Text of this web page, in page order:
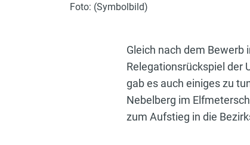
Foto: (Symbolbild)
Gleich nach dem
Relegationsrückspiel der
gab es auch einiges zu
Nebelberg im
zum Aufstieg in die